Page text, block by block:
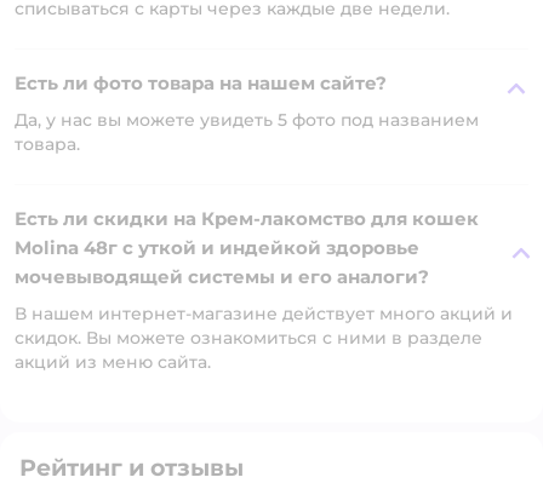
списываться с карты через каждые две недели.
Есть ли фото товара на нашем сайте?
Да, у нас вы можете увидеть 5 фото под названием
товара.
Есть ли скидки на Крем-лакомство для кошек
Molina 48г с уткой и индейкой здоровье
мочевыводящей системы и его аналоги?
В нашем интернет-магазине действует много акций и
скидок. Вы можете ознакомиться с ними в разделе
акций из меню сайта.
Рейтинг и отзывы